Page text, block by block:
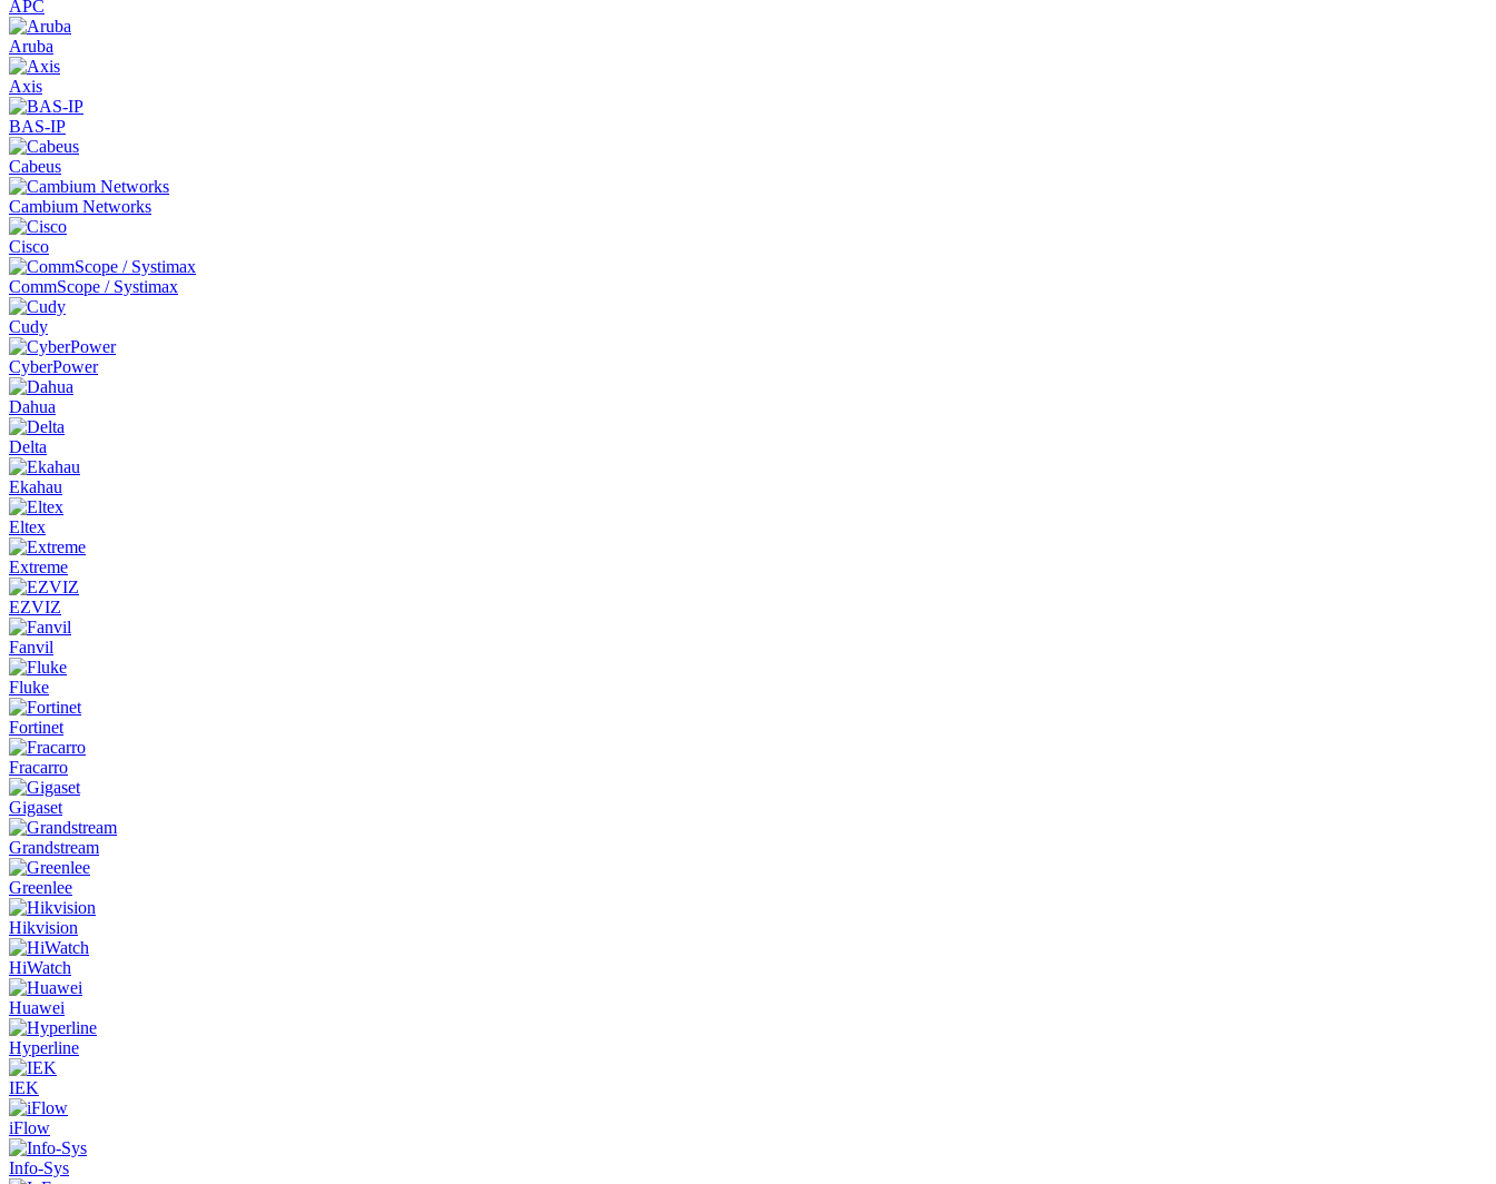
APC
Aruba
Axis
BAS-IP
Cabeus
Cambium Networks
Cisco
CommScope / Systimax
Cudy
CyberPower
Dahua
Delta
Ekahau
Eltex
Extreme
EZVIZ
Fanvil
Fluke
Fortinet
Fracarro
Gigaset
Grandstream
Greenlee
Hikvision
HiWatch
Huawei
Hyperline
IEK
iFlow
Info-Sys